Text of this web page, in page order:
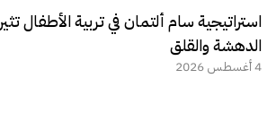
استراتيجية سام ألتمان في تربية الأطفال تثير
الدهشة والقلق
4 أغسطس 2026